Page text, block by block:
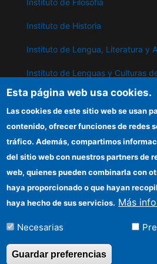
Instituto de Filosofía
Instituto de Historia
Instituto de Lengua, Literatura y
Instituto de Lenguas y Culturas
Instituto de Políticas y Bienes
IPP
Sede electrónica CSIC
Información para proveedores
Organismos financiadores
Cómo llegar
Esta página web usa cookies.
Las cookies de este sitio web se usan
contenido, ofrecer funciones de redes
tráfico. Además, compartimos
del sitio web con nuestros partners de
web, quienes pueden combinarla con
haya proporcionado o que hayan
haya hecho de sus servicios. Más
Necesarias
Guardar preferencias